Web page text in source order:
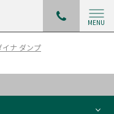
MENU
イナ ダンプ